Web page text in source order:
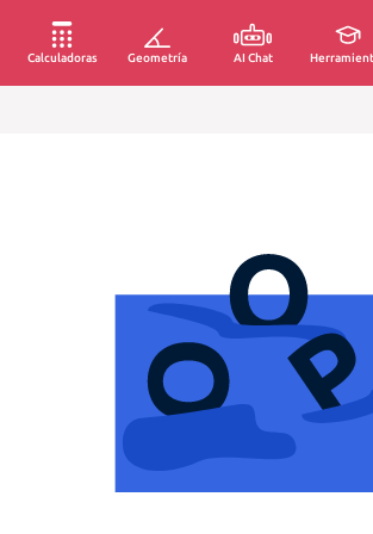
Calculadoras Geometría AI Chat